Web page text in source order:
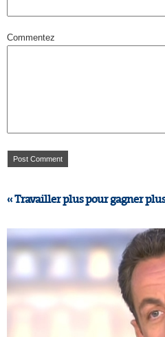
Commentez
« Travailler plus pour gagner